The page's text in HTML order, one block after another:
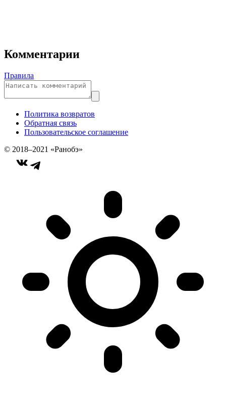
Комментарии
Правила
Политика возвратов
Обратная связь
Пользовательское соглашение
© 2018–2021 «Ранобэ»